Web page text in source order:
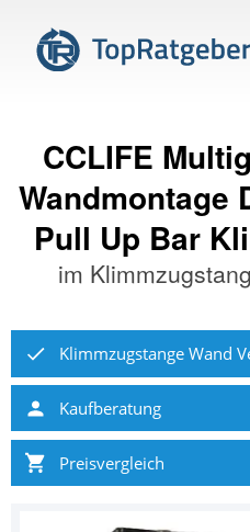
CCLIFE
Wandmontage
Pull Up Bar
im
Klimmzugstange Wand
Kaufberatung
Preisvergleich